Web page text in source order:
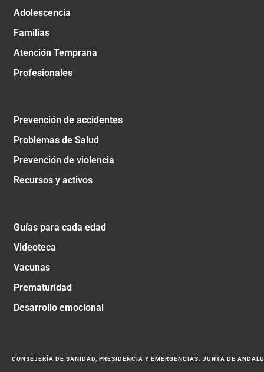
Adolescencia
Familias
Atención Temprana
Profesionales
Prevención de accidentes
Problemas de Salud
Prevención de violencia
Recursos y activos
Guías para cada edad
Videoteca
Vacunas
Prematuridad
Desarrollo emocional
CONSEJERÍA DE SANIDAD, PRESIDENCIA Y EMERGENCIAS. JUNTA DE